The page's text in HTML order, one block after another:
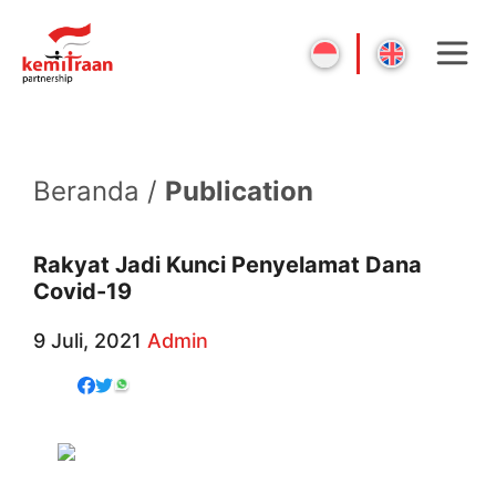
Beranda / Publication
Rakyat Jadi Kunci Penyelamat Dana
Covid-19
9 Juli, 2021 Admin